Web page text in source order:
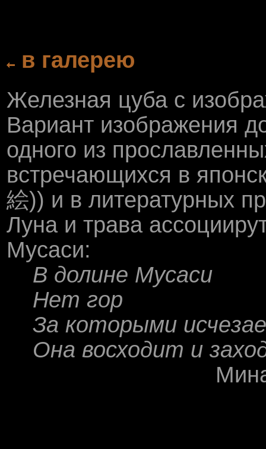
в галерею
Железная цуба с
Вариант изображения
одного из
встречающихся в
絵)) и в литературных
Луна и трава
Мусаси:
В долине Мусаси
Нет гор
За которыми
Она восходит и
Минамото